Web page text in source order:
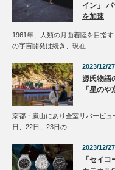
イン」
を加速
1961年、人類の月面着陸を目指
の宇宙開発は続き、現在…
2023/12/27
源氏物語
「星の
京都・嵐山にあり全室リバービ
日、22日、23日の…
2023/12/27
「セイ